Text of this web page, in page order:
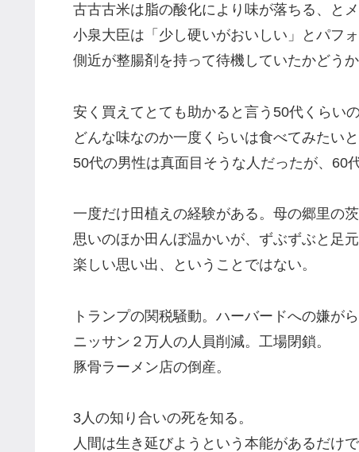
古古古米は脂の酸化により味が落ちる、とメ
小泉大臣は「少し硬いがおいしい」とパフォ
側近が整腸剤を持って待機していたかどうか
安く買えてとても助かると言う50代くらいの
どんな味なのか一度くらいは食べてみたいと
50代の男性は真面目そうな人だったが、60
一度だけ田植えの経験がある。母の郷里の茨
思いのほか田んぼ温かいが、ずぶずぶと足元
楽しい思い出、ということではない。
トランプの関税騒動。ハーバードへの嫌がら
ニッサン２万人の人員削減。工場閉鎖。
豚骨ラーメン店の倒産。
3人の知り合いの死を知る。
人間は生き延びようという本能があるだけ